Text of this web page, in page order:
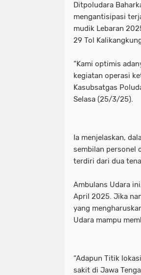
Ditpoludara
mengantisipasi
mudik Lebaran
29 Tol
“Kami optimis
kegiatan operasi
Kasubsatgas
Selasa (25/3/25).
Ia menjelaskan,
sembilan personel
terdiri dari dua
Ambulans Udara
April 2025. Jika
yang
Udara mampu
“Adapun Titik
sakit di Jawa